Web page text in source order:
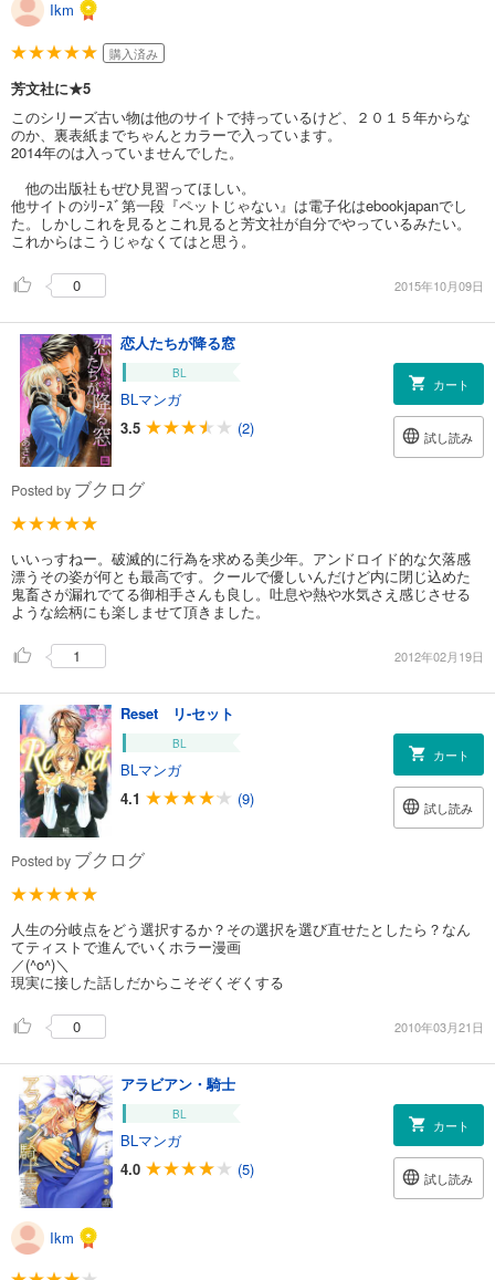
Ikm
購入済み
芳文社に★5
このシリーズ古い物は他のサイトで持っているけど、２０１５年からな
のか、裏表紙までちゃんとカラーで入っています。
2014年のは入っていませんでした。
他の出版社もぜひ見習ってほしい。
他サイトのｼﾘｰｽﾞ第一段『ペットじゃない』は電子化はebookjapanでし
た。しかしこれを見るとこれ見ると芳文社が自分でやっているみたい。
これからはこうじゃなくてはと思う。
0 2015年10月09日
恋人たちが降る窓
BL
BLマンガ
3.5
(2)
カート
試し読み
Posted by ブクログ
いいっすねー。破滅的に行為を求める美少年。アンドロイド的な欠落感
漂うその姿が何とも最高です。クールで優しいんだけど内に閉じ込めた
鬼畜さが漏れでてる御相手さんも良し。吐息や熱や水気さえ感じさせる
ような絵柄にも楽しませて頂きました。
1 2012年02月19日
Reset リ-セット
BL
BLマンガ
4.1
(9)
カート
試し読み
Posted by ブクログ
人生の分岐点をどう選択するか？その選択を選び直せたとしたら？なん
てティストで進んでいくホラー漫画
／(^o^)＼
現実に接した話しだからこそぞくぞくする
0 2010年03月21日
アラビアン・騎士
BL
BLマンガ
4.0
(5)
カート
試し読み
Ikm